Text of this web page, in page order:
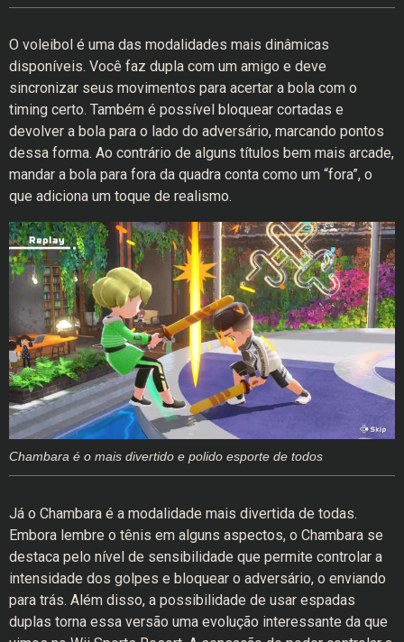
O voleibol é uma das modalidades mais dinâmicas
disponíveis. Você faz dupla com um amigo e deve
sincronizar seus movimentos para acertar a bola com o
timing certo. Também é possível bloquear cortadas e
devolver a bola para o lado do adversário, marcando pontos
dessa forma. Ao contrário de alguns títulos bem mais arcade,
mandar a bola para fora da quadra conta como um “fora”, o
que adiciona um toque de realismo.
Chambara é o mais divertido e polido esporte de todos
Já o Chambara é a modalidade mais divertida de todas.
Embora lembre o tênis em alguns aspectos, o Chambara se
destaca pelo nível de sensibilidade que permite controlar a
intensidade dos golpes e bloquear o adversário, o enviando
para trás. Além disso, a possibilidade de usar espadas
duplas torna essa versão uma evolução interessante da que